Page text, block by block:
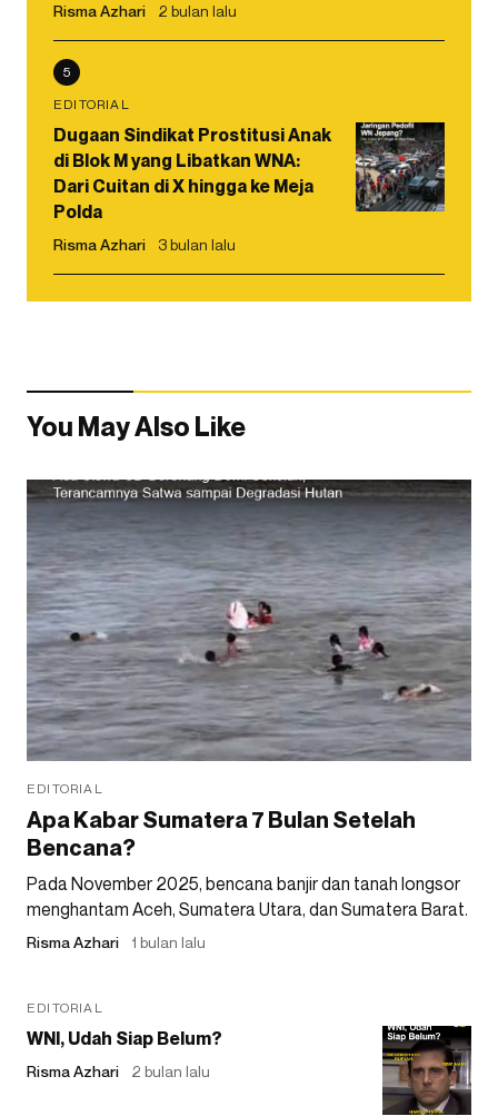
Risma Azhari 2 bulan lalu
5
EDITORIAL
Dugaan Sindikat Prostitusi Anak
di Blok M yang Libatkan WNA:
Dari Cuitan di X hingga ke Meja
Polda
Risma Azhari 3 bulan lalu
You May Also Like
EDITORIAL
Apa Kabar Sumatera 7 Bulan Setelah
Bencana?
Pada November 2025, bencana banjir dan tanah longsor
menghantam Aceh, Sumatera Utara, dan Sumatera Barat.
Risma Azhari 1 bulan lalu
EDITORIAL
WNI, Udah Siap Belum?
Risma Azhari 2 bulan lalu